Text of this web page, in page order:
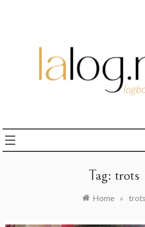
Tag: trots
Home » trots